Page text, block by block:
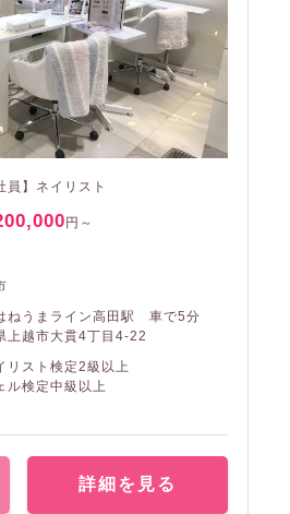
員】ネイリスト
円～
ねうまライン高田駅 車で5分
上越市大貫4丁目4-22
スト検定2級以上
検定中級以上
詳細を見る